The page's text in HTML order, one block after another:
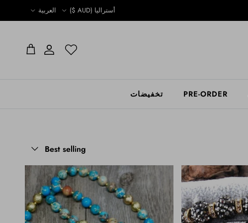
Country/Region
أستراليا (AUD $)
Language
العربية
الحسابالحسابعربة التسوق
PRE-ORDER تخفيضات
Sort by
Best selling